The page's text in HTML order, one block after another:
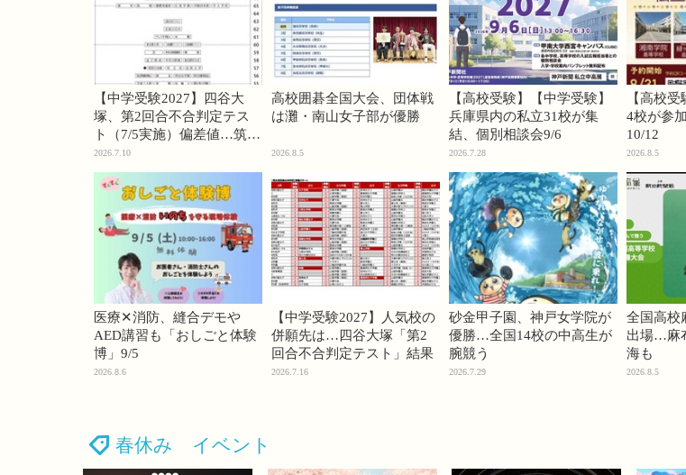
【中学受験2027】四谷大
塚、第2回合不合判定テス
ト（7/5実施）偏差値…筑駒
74・桜蔭70＜PR＞
2026.7.10
高校囲碁全国大会、団体戦
は灘・南山女子部が優勝
2026.8.5
【高校受験】【中学受験】
兵庫県内の私立31校が集
結、個別相談会9/6
2026.7.28
【高校
4校が参
10/12
2026.8.5
医療✕消防、縫合デモや
AED講習も「おしごと体験
博」9/5
2026.8.6
【中学受験2027】人気校の
併願先は…四谷大塚「第2
回合不合判定テスト」結果
2026.7.16
砂金甲子園、神戸女学院が
優勝…全国14校の中高生が
腕競う
2026.7.29
全国高校
出場…麻
海も
2026.8.5
春休み イベント